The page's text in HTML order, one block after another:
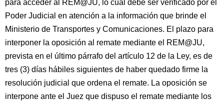
para acceder al REM@JU, lo cual debe ser verificado por el
Poder Judicial en atención a la información que brinde el
Ministerio de Transportes y Comunicaciones. El plazo para
interponer la oposición al remate mediante el REM@JU,
prevista en el último párrafo del artículo 12 de la Ley, es de
tres (3) días hábiles siguientes de haber quedado firme la
resolución judicial que ordena el remate. La oposición se
interpone ante el Juez que dispuso el remate mediante los